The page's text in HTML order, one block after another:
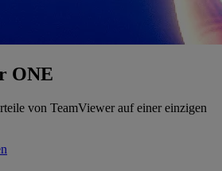
ONE
von TeamViewer auf einer einzigen